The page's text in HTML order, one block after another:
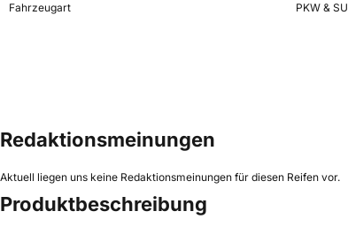
Fahrzeugart PKW &
Redaktionsmeinungen
Aktuell liegen uns keine Redaktionsmeinungen für diesen Reifen vor.
Produktbeschreibung